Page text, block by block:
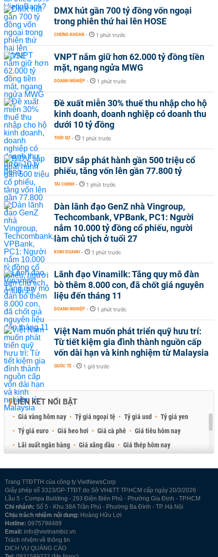
DMX hút gần 700 tỷ đồng vốn ngoại
trong phiên thứ hai lên HOSE
CHỨNG KHOÁN - 1 phút trước
VNPT nắm giữ hơn 62.000 tỷ đồng tiền
mặt, ngang ngửa MWG
DOANH NGHIỆP - 1 phút trước
Đề xuất miễn 30% thuế thu nhập cho hộ
kinh doanh, doanh nghiệp có doanh thu
dưới 10 tỷ đồng
THỜI SỰ - 1 phút trước
BIDV sắp phát hành gần 500 triệu cổ
phiếu, tăng vốn lên gần 77.800 tỷ
TÀI CHÍNH - 1 phút trước
Dàn lãnh đạo GenZ nhà Vingroup,
Techcombank, VPBank, PC1: Người
nắm 10.000 tỷ đồng cổ phiếu, người
làm chủ tịch ở tuổi 27
KINH DOANH - 1 phút trước
Lãnh đạo Vinamilk: Tăng quy mô đàn
bò thêm 8.000 con, đã chốt giá nguyên
liệu đến tháng 11
DOANH NGHIỆP - 1 phút trước
Việt Nam muốn phát triển quỹ hưu trí:
Từ tiết kiệm gia đình thành nguồn cấp
vốn dài hạn và kinh nghiệm từ Malaysia
QUỐC TẾ - 1 giờ trước
LIÊN KẾT NỔI BẬT
Giá vàng hôm nay Tỷ giá ngoại tệ Tỷ giá usd
Tỷ giá yen
Tỷ giá euro
Giá heo hơi Giá cà phê
Giá tiêu hôm nay
Lãi suất ngân hàng
Giá xăng dầu
Giá thép hôm nay
Trang TTĐTTH của công ty VietNewsCorp
Giấy phép số 3323/GP-TTĐT do Sở VH&TT TP.HCM cấp ngày 20/3/2026
Lầu 5 - Compa Building - 293 Điện Biên Phủ - Phường Gia Định - TP.HCM
Chi nhánh: Số 5 - Khu 38A Trần Phú - Phường Ba Đình - TP. Hà Nội
Chịu trách nhiệm nội dung: Hoàng Hữu Lợi
Hotline: 0975798489
Email: info@vietnambiz.vn
Trách nhiệm về thông tin
DỊCH VỤ QUẢNG CÁO